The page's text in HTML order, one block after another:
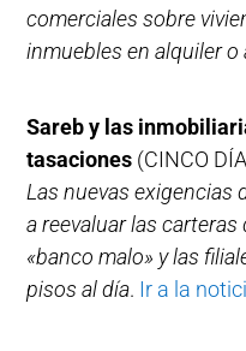
comerciales sobre
inmuebles en alquiler o
Sareb y las
tasaciones (CINCO
Las nuevas exigencias
a reevaluar las
«banco malo» y las
pisos al día. Ir a la